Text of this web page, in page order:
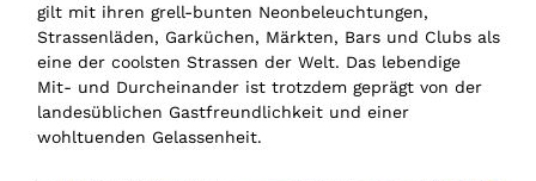
gilt mit ihren grell-bunten Neonbeleuchtungen,
Strassenläden, Garküchen, Märkten, Bars und Clubs als
eine der coolsten Strassen der Welt. Das lebendige
Mit- und Durcheinander ist trotzdem geprägt von der
landesüblichen Gastfreundlichkeit und einer
wohltuenden Gelassenheit.